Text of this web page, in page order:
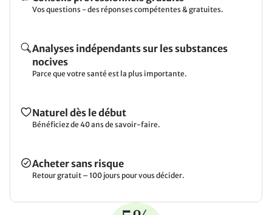
Vos questions - des réponses compétentes & gratuites.
Analyses indépendants sur les substances
nocives
Parce que votre santé est la plus importante.
Naturel dès le début
Bénéficiez de 40 ans de savoir-faire.
Acheter sans risque
Retour gratuit – 100 jours pour vous décider.